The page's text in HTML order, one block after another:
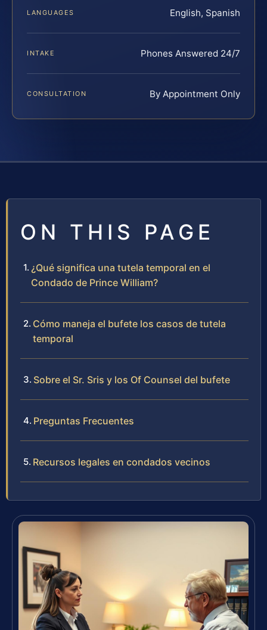
LANGUAGES English, Spanish
INTAKE Phones Answered 24/7
CONSULTATION By Appointment Only
ON THIS PAGE
¿Qué significa una tutela temporal en el
Condado de Prince William?
Cómo maneja el bufete los casos de tutela
temporal
Sobre el Sr. Sris y los Of Counsel del bufete
Preguntas Frecuentes
Recursos legales en condados vecinos